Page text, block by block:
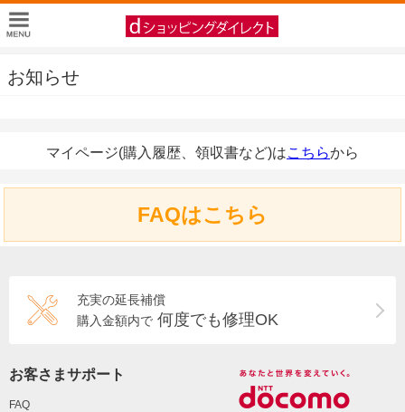
お知らせ
マイページ(購入履歴、領収書など)はこちらから
FAQはこちら
充実の延長補償
購入金額内で 何度でも修理OK
お客さまサポート
FAQ